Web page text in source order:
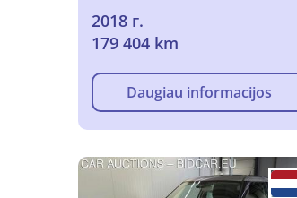
2018 г.
179 404 km
Daugiau informacijos